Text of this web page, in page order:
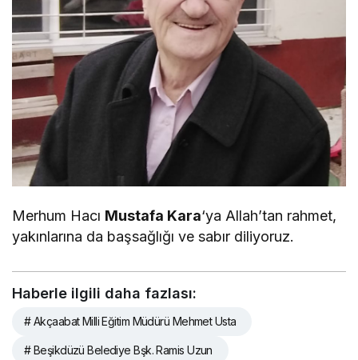
Merhum Hacı Mustafa Kara‘ya Allah’tan rahmet,
yakınlarına da başsağlığı ve sabır diliyoruz.
Haberle ilgili daha fazlası:
# Akçaabat Milli Eğitim Müdürü Mehmet Usta
# Beşikdüzü Belediye Bşk. Ramis Uzun